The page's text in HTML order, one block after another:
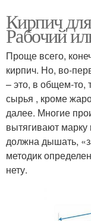
Кирпич
Рабочий
Проще всего,
кирпич. Но, во-
– это, в общем-то,
сырья , кроме
далее. Многие
вытягивают марку
должна дышать,
методик
нету.